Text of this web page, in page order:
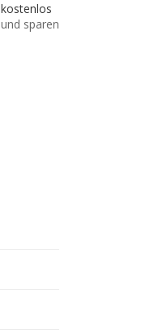
kostenlos
und sparen